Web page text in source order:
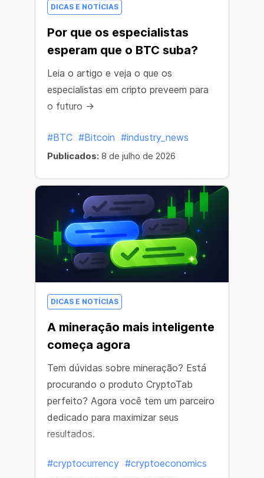
DICAS E NOTÍCIAS
Por que os especialistas
esperam que o BTC suba?
Leia o artigo e veja o que os
especialistas em cripto preveem para
o futuro →
#BTC #Bitcoin #industry_news
Publicados: 8 de julho de 2026
DICAS E NOTÍCIAS
A mineração mais inteligente
começa agora
Tem dúvidas sobre mineração? Está
procurando o produto CryptoTab
perfeito? Agora você tem um parceiro
dedicado para maximizar seus
resultados.
#cryptocurrency #cryptoeconomics